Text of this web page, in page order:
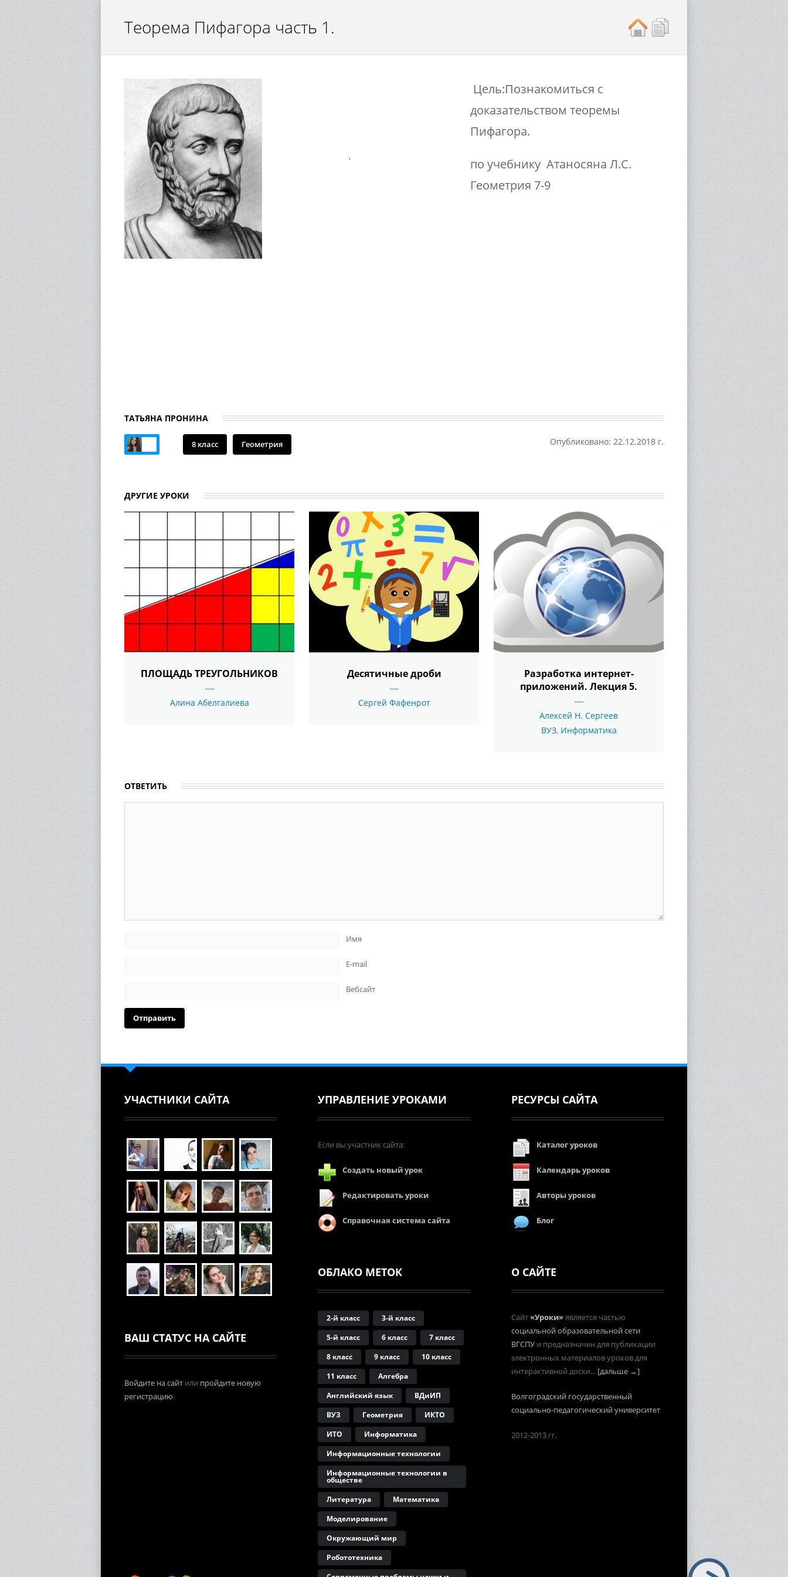
Теорема Пифагора часть 1.
Цель:Познакомиться с
доказательством теоремы
Пифагора.
по учебнику Атаносяна Л.С.
Геометрия 7-9
ТАТЬЯНА ПРОНИНА
8 класс Геометрия Опубликовано: 22.12.2018 г.
ДРУГИЕ УРОКИ
ПЛОЩАДЬ ТРЕУГОЛЬНИКОВ
Алина Абелгалиева
Десятичные дроби
Сергей Фафенрот
Разработка интернет-
приложений. Лекция 5.
Алексей Н. Сергеев
ВУЗ, Информатика
ОТВЕТИТЬ
Имя
E-mail
Вебсайт
УЧАСТНИКИ САЙТА
ВАШ СТАТУС НА САЙТЕ
Войдите на сайт или пройдите новую
регистрацию.
УПРАВЛЕНИЕ УРОКАМИ
Если вы участник сайта:
Создать новый урок
Редактировать уроки
Справочная система сайта
ОБЛАКО МЕТОК
2-й класс
3-й класс
5-й класс
6 класс
7 класс
8 класс
9 класс
10 класс
11 класс
Алгебра
Английский язык
ВДиИП
ВУЗ
Геометрия
ИКТО
ИТО
Информатика
Информационные технологии
Информационные технологии в
обществе
Литература
Математика
Моделирование
Окружающий мир
Робототехника
РЕСУРСЫ САЙТА
Каталог уроков
Календарь уроков
Авторы уроков
Блог
О САЙТЕ
Сайт«Уроки»является частью
социальной образовательной сети
ВГСПУ и предназначен для публикации
электронных материалов уроков для
интерактивной доски... [дальше →]
Волгоградский государственный
социально-педагогический университет
2012-2013 гг.